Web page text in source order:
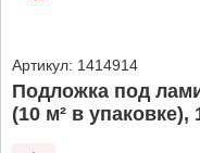
Артикул: 1414914
Подложка под
(10 м² в упаковке),